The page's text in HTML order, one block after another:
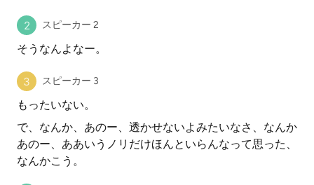
スピーカー 2
そうなんよなー。
スピーカー 3
もったいない。
で、なんか、あのー、透かせないよみたいなさ、なんか
あのー、ああいうノリだけほんといらんなって思った、
なんかこう。